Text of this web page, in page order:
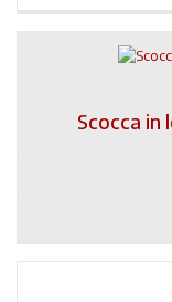
Scocca in